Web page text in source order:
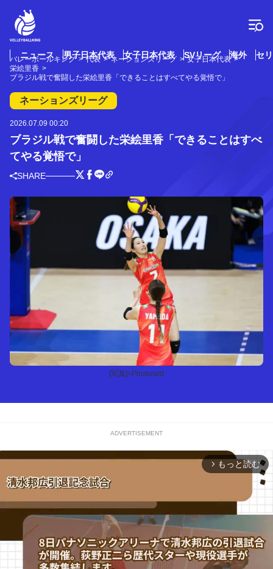
ニュース 男子日本代表 女子日本代表 SVリーグ 海外 セ
バレーボールキング 代表 ネーションズリーグ
女子日本代表
栄絵里香
ブラジル戦で奮闘した栄絵里香「できることはすべてやる覚悟で」
ネーションズリーグ
2026.07.09 00:20
ブラジル戦で奮闘した栄絵里香「できることはすべ
てやる覚悟で」
SHARE
[写真]=Photoraid
ADVERTISEMENT
arrow_forward_ios もっと読む